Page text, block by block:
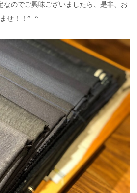
なのでご興味ございましたら、是非、お
せ！！^_^